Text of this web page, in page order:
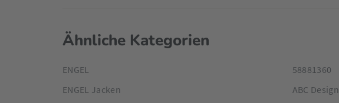
Ähnliche Kategorien
ENGEL
ENGEL Jacken
58881360
ABC Design